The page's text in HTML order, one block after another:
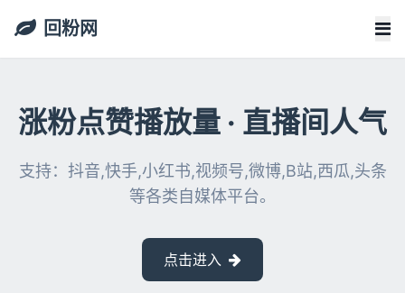
回粉网
涨粉点赞播放量 · 直播间人气
支持：抖音,快手,小红书,视频号,微博,B站,西瓜,头条
等各类自媒体平台。
点击进入